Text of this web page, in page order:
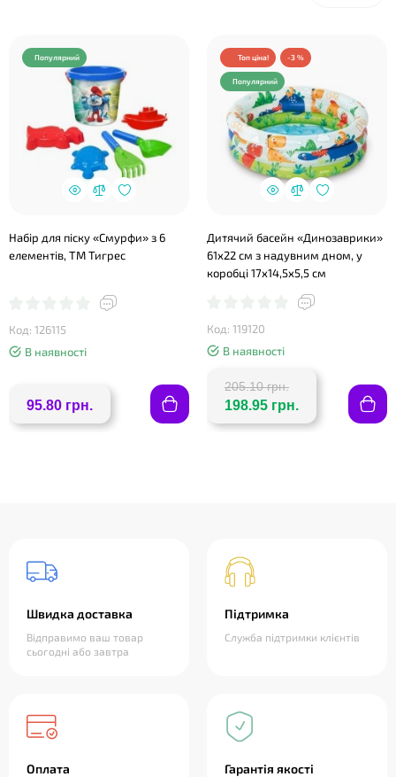
Популярний
Набір для піску «Смурфи» з 6
елементів, ТМ Тигрес
Код: 126115
В наявності
95.80 грн.
Топ ціна! -3 %
Популярний
Дитячий басейн «Динозаврики»
61х22 см з надувним дном, у
коробці 17х14,5х5,5 см
Код: 119120
В наявності
205.10 грн.
198.95 грн.
Швидка доставка
Відправимо ваш товар
сьогодні або завтра
Підтримка
Служба підтримки клієнтів
Оплата Гарантія якості